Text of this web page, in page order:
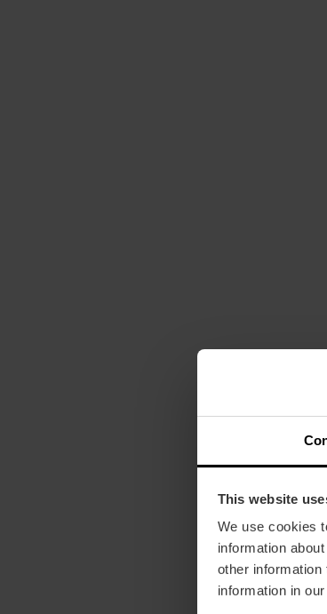
This website
We use cookies
information
other information
information in our